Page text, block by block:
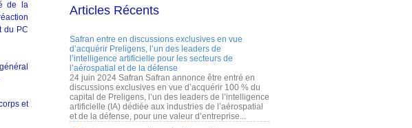
de la
du PC
et
Articles Récents
Safran entre en discussions exclusives en vue
d’acquérir Preligens, l’un des leaders de
l’intelligence artificielle pour les secteurs de
l’aérospatial et de la défense
24 juin 2024 Safran Safran annonce être entré en
discussions exclusives en vue d’acquérir 100 % du
capital de Preligens, l’un des leaders de l’intelligence
artificielle (IA) dédiée aux industries de l’aérospatial
et de la défense, pour une valeur d’entreprise...